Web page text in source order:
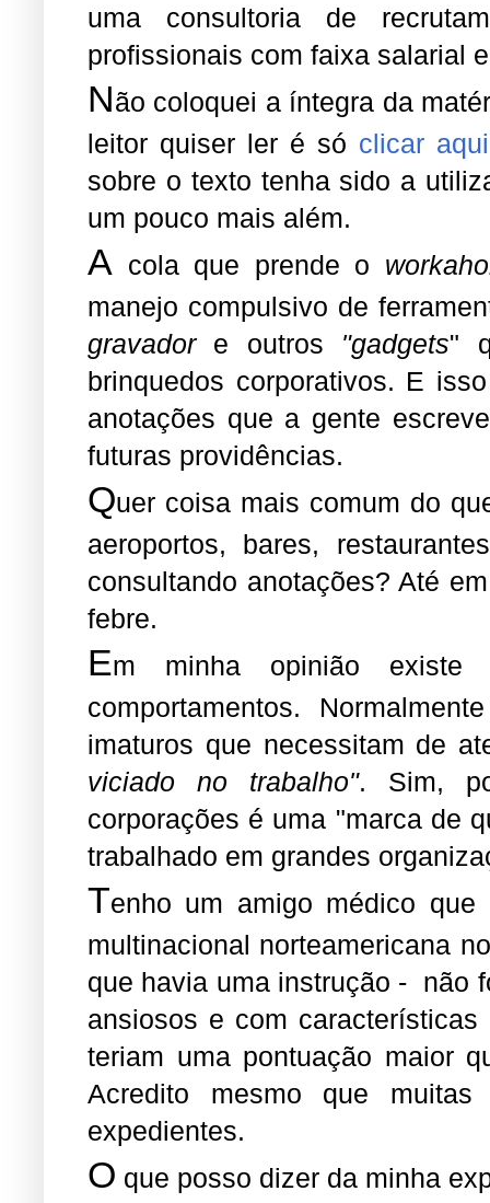
uma consultoria de
profissionais com faixa salarial
Não coloquei a íntegra da
leitor quiser ler é só clicar aqui
sobre o texto tenha sido a
um pouco mais além.
A cola que prende o
manejo compulsivo de
gravadore outros "gadgets"
brinquedos corporativos. E
anotações que a gente
futuras providências.
Quer coisa mais comum do
aeroportos, bares,
consultando anotações? Até
febre.
Em minha opinião existe
comportamentos.
imaturos que necessitam de
viciado no trabalho". Sim,
corporações é uma "marca de
trabalhado em grandes
Tenho um amigo médico
multinacional norteamericana
que havia uma instrução - não
ansiosos e com
teriam uma pontuação maior
Acredito mesmo que
expedientes.
O que posso dizer da minha